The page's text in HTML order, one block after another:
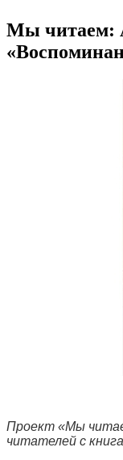
Мы читаем:
Проект «Мы
читателей с